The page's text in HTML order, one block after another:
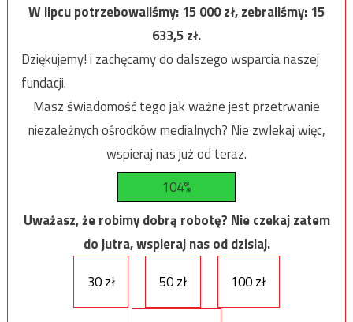
W lipcu potrzebowaliśmy:15 000zł, zebraliśmy:15
633,5zł.
Dziękujemy! i zachęcamy do dalszego wsparcia naszej
fundacji.
Masz świadomość tego jak ważne jest przetrwanie
niezależnych ośrodków medialnych? Nie zwlekaj więc,
wspieraj nas już od teraz.
104%
Uważasz, że robimy dobrą robotę? Nie czekaj zatem
do jutra, wspieraj nas od dzisiaj.
30 zł
50 zł 100 zł